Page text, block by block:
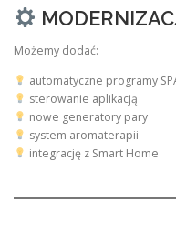
Możemy dodać:
automatyczne programy
sterowanie aplikacją
nowe generatory pary
system aromaterapii
integrację z Smart Home